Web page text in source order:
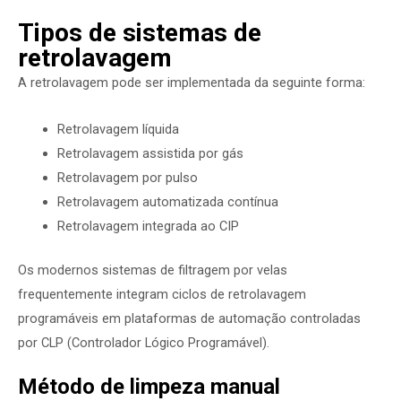
Tipos de sistemas de
retrolavagem
A retrolavagem pode ser implementada da seguinte forma:
Retrolavagem líquida
Retrolavagem assistida por gás
Retrolavagem por pulso
Retrolavagem automatizada contínua
Retrolavagem integrada ao CIP
Os modernos sistemas de filtragem por velas
frequentemente integram ciclos de retrolavagem
programáveis ​​em plataformas de automação controladas
por CLP (Controlador Lógico Programável).
Método de limpeza manual